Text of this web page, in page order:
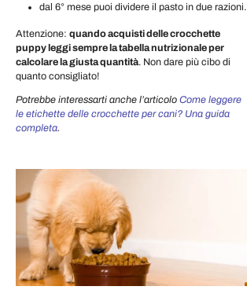
dal 6° mese puoi dividere il pasto in due razioni.
Attenzione: quando acquisti delle crocchette
puppy leggi sempre la tabella nutrizionale per
calcolare la giusta quantità. Non dare più cibo di
quanto consigliato!
Potrebbe interessarti anche l’articolo Come leggere
le etichette delle crocchette per cani? Una guida
completa.